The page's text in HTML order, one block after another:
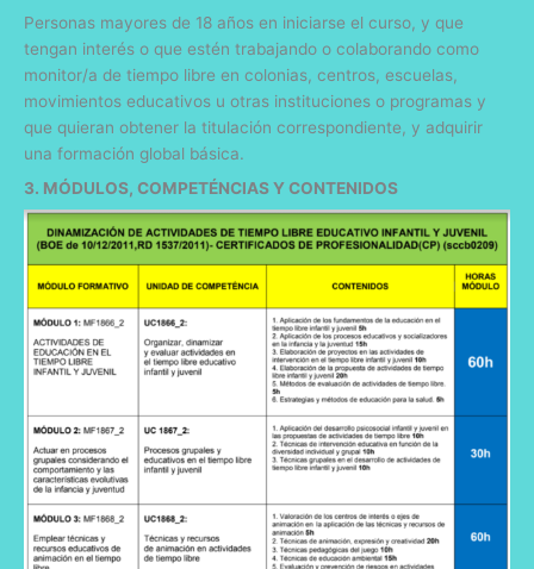
Personas mayores de 18 años en iniciarse el curso, y que
tengan interés o que estén trabajando o colaborando como
monitor/a de tiempo libre en colonias, centros, escuelas,
movimientos educativos u otras instituciones o programas y
que quieran obtener la titulación correspondiente, y adquirir
una formación global básica.
3. MÓDULOS, COMPETÉNCIAS Y CONTENIDOS